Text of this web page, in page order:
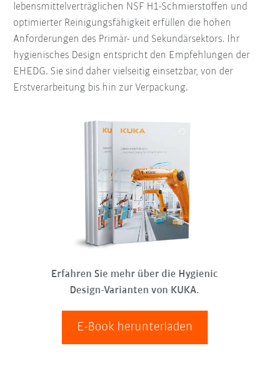
lebensmittelverträglichen NSF H1-Schmierstoffen und
optimierter Reinigungsfähigkeit erfüllen die hohen
Anforderungen des Primär- und Sekundärsektors. Ihr
hygienisches Design entspricht den Empfehlungen der
EHEDG. Sie sind daher vielseitig einsetzbar, von der
Erstverarbeitung bis hin zur Verpackung.
Erfahren Sie mehr über die Hygienic
Design-Varianten von KUKA.
E-Book herunterladen